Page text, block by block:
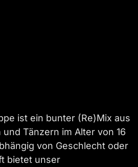
ist ein bunter (Re)Mix aus
Tänzern im Alter von 16
von Geschlecht oder
bietet unser